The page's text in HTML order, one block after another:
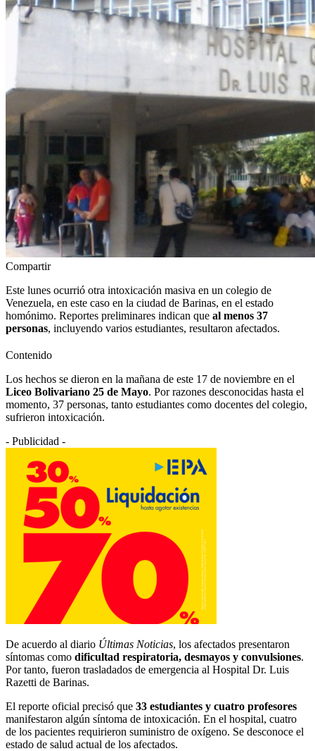
Compartir
Este lunes ocurrió otra intoxicación masiva en un colegio de
Venezuela, en este caso en la ciudad de Barinas, en el estado
homónimo. Reportes preliminares indican que al menos 37
personas, incluyendo varios estudiantes, resultaron afectados.
Contenido
Los hechos se dieron en la mañana de este 17 de noviembre en el
Liceo Bolivariano 25 de Mayo. Por razones desconocidas hasta el
momento, 37 personas, tanto estudiantes como docentes del colegio,
sufrieron intoxicación.
- Publicidad -
De acuerdo al diario Últimas Noticias, los afectados presentaron
síntomas como dificultad respiratoria, desmayos y convulsiones.
Por tanto, fueron trasladados de emergencia al Hospital Dr. Luis
Razetti de Barinas.
El reporte oficial precisó que 33 estudiantes y cuatro profesores
manifestaron algún síntoma de intoxicación. En el hospital, cuatro
de los pacientes requirieron suministro de oxígeno. Se desconoce el
estado de salud actual de los afectados.